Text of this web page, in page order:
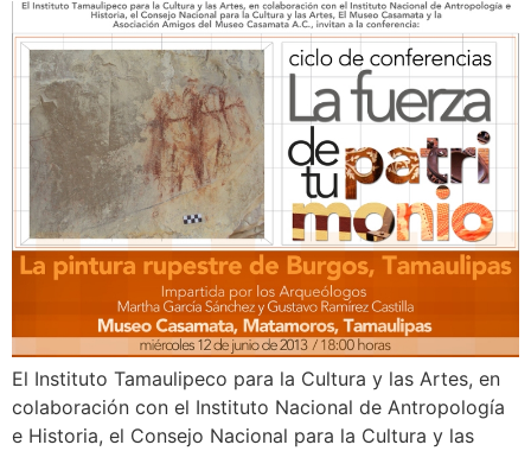
El Instituto Tamaulipeco para la Cultura y las Artes, en
colaboración con el Instituto Nacional de Antropología
e Historia, el Consejo Nacional para la Cultura y las